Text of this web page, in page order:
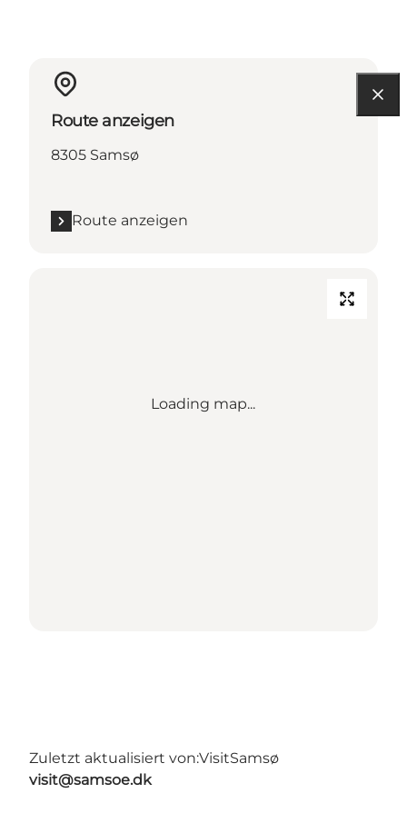
Route anzeigen
8305 Samsø
Route anzeigen
Loading map...
Zuletzt aktualisiert von:VisitSamsø
visit@samsoe.dk